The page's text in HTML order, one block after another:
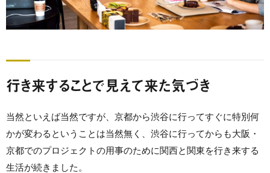
行き来することで見えて来た気づき
当然といえば当然ですが、京都から渋谷に行ってすぐに特別何
かが変わるということは当然無く、渋谷に行ってからも大阪・
京都でのプロジェクトの用事のために関西と関東を行き来する
生活が続きました。